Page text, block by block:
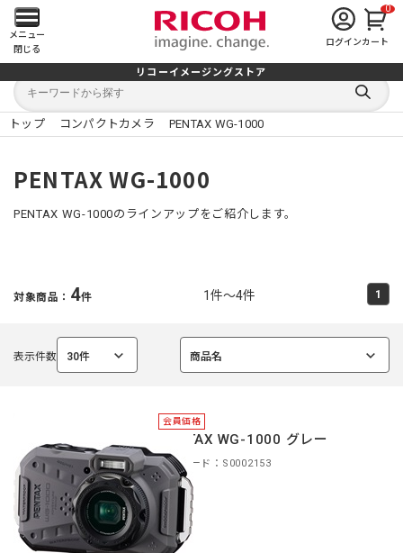
メ
イ
ン
メ
ニ
ュ
を
く
メニュー
閉じる
ログイン
0
カート
リコーイメージングストア
キ
ワ
ー
キ
検
索
る
トップ コンパクトカメラ PENTAX WG-1000
PENTAX WG-1000
PENTAX WG-1000のラインアップをご紹介します。
対象商品： 4件 1件～4件 1
表示件数 30件
選
商品名
選
会員価格
PENTAX WG-1000 グレー
商品コード：S0002153